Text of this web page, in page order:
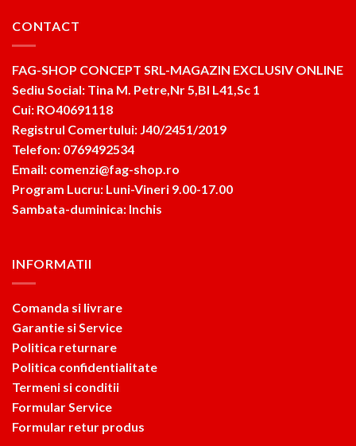
CONTACT
FAG-SHOP CONCEPT SRL-MAGAZIN EXCLUSIV ONLINE
Sediu Social: Tina M. Petre,Nr 5,Bl L41,Sc 1
Cui: RO40691118
Registrul Comertului: J40/2451/2019
Telefon: 0769492534
Email: comenzi@fag-shop.ro
Program Lucru: Luni-Vineri 9.00-17.00
Sambata-duminica: Inchis
INFORMATII
Comanda si livrare
Garantie si Service
Politica returnare
Politica confidentialitate
Termeni si conditii
Formular Service
Formular retur produs